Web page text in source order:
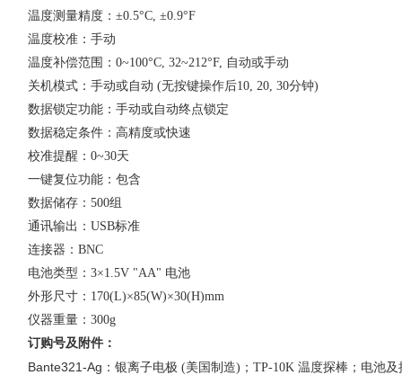
温度测量精度： ±0.5°C, ±0.9°F
温度校准：手动
温度补偿范围： 0~100°C, 32~212°F, 自动或手动
关机模式：手动或自动 (无按键操作后10, 20, 30分钟)
数据锁定功能：手动或自动终点锁定
数据稳定条件：高精度或快速
校准提醒： 0~30天
一键复位功能：包含
数据储存： 500组
通讯输出： USB标准
连接器： BNC
电池类型： 3×1.5V "AA" 电池
外形尺寸： 170(L)×85(W)×30(H)mm
仪器重量： 300g
订购号及附件 ：
Bante321-Ag ： 银离子电极 (美国制造) ； TP-10K 温度探棒；电池及